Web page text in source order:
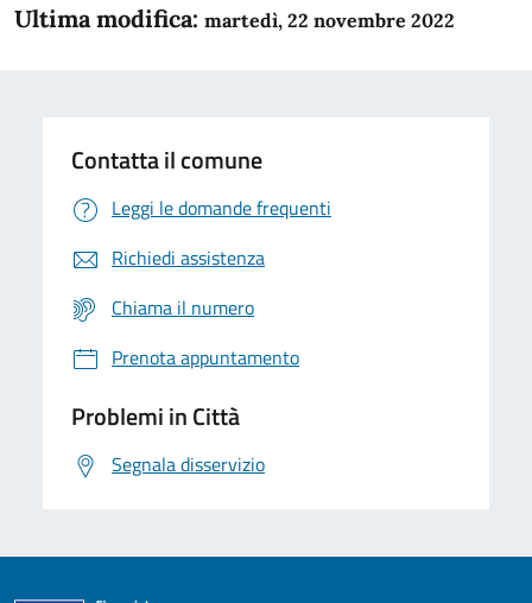
Ultima modifica: martedì, 22 novembre 2022
Contatta il comune
Leggi le domande frequenti
Richiedi assistenza
Chiama il numero
Prenota appuntamento
Problemi in Città
Segnala disservizio